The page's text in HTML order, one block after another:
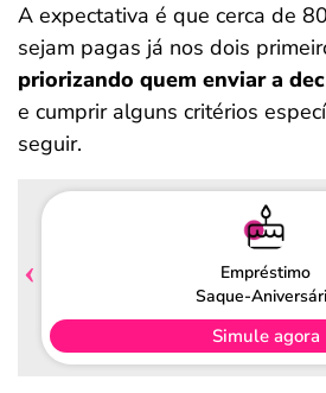
A expectativa é que cerca de
sejam pagas já nos dois
priorizando quem enviar a
e cumprir alguns critérios
seguir.
Empréstimo
Saque-
Simule agora